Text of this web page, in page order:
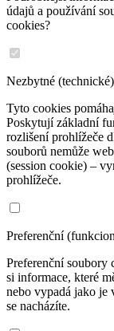
údajů a používání
cookies?
Nezbytné (technické)
Tyto cookies
Poskytují základní
rozlišení prohlížeče
souborů nemůže
(session cookie) –
prohlížeče.
Preferenční
Preferenční soubory
si informace, které
nebo vypadá jako je
se nacházíte.